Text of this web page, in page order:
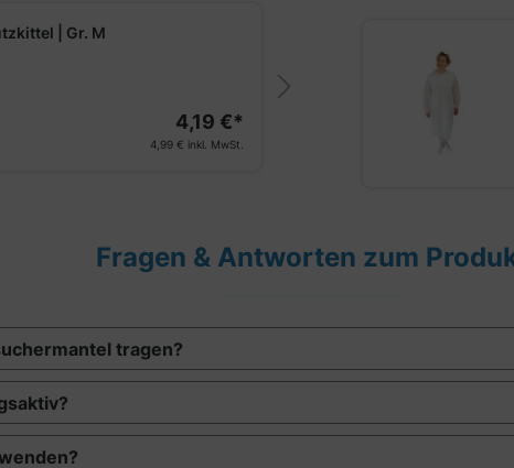
| Gr. M
4,19 €*
4,99 € inkl. MwSt.
Fragen & Antworten zum
tragen?